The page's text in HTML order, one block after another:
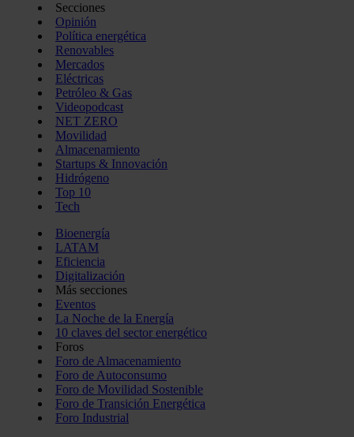
Secciones
Opinión
Política energética
Renovables
Mercados
Eléctricas
Petróleo & Gas
Videopodcast
NET ZERO
Movilidad
Almacenamiento
Startups & Innovación
Hidrógeno
Top 10
Tech
Bioenergía
LATAM
Eficiencia
Digitalización
Más secciones
Eventos
La Noche de la Energía
10 claves del sector energético
Foros
Foro de Almacenamiento
Foro de Autoconsumo
Foro de Movilidad Sostenible
Foro de Transición Energética
Foro Industrial